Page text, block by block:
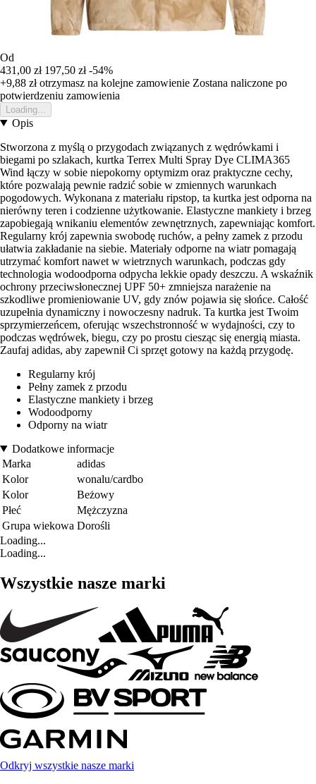
Od
431,00 zł 197,50 zł -54%
+9,88 złotrzymasz na kolejne zamowienie Zostana naliczone po
potwierdzeniu zamowienia
Loading...
Opis
Stworzona z myślą o przygodach związanych z wędrówkami i
biegami po szlakach, kurtka Terrex Multi Spray Dye CLIMA365
Wind łączy w sobie niepokorny optymizm oraz praktyczne cechy,
które pozwalają pewnie radzić sobie w zmiennych warunkach
pogodowych. Wykonana z materiału ripstop, ta kurtka jest odporna na
nierówny teren i codzienne użytkowanie. Elastyczne mankiety i brzeg
zapobiegają wnikaniu elementów zewnętrznych, zapewniając komfort.
Regularny krój zapewnia swobodę ruchów, a pełny zamek z przodu
ułatwia zakładanie na siebie. Materiały odporne na wiatr pomagają
utrzymać komfort nawet w wietrznych warunkach, podczas gdy
technologia wodoodporna odpycha lekkie opady deszczu. A wskaźnik
ochrony przeciwsłonecznej UPF 50+ zmniejsza narażenie na
szkodliwe promieniowanie UV, gdy znów pojawia się słońce. Całość
uzupełnia dynamiczny i nowoczesny nadruk. Ta kurtka jest Twoim
sprzymierzeńcem, oferując wszechstronność w wydajności, czy to
podczas wędrówek, biegu, czy po prostu ciesząc się energią miasta.
Zaufaj adidas, aby zapewnił Ci sprzęt gotowy na każdą przygodę.
Regularny krój
Pełny zamek z przodu
Elastyczne mankiety i brzeg
Wodoodporny
Odporny na wiatr
Dodatkowe informacje
Marka
adidas
Kolor
wonalu/cardbo
Kolor
Beżowy
Płeć
Mężczyzna
Grupa wiekowa Dorośli
Loading...
Loading...
Wszystkie nasze marki
Odkryj wszystkie nasze marki